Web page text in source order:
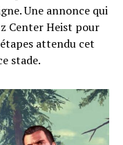
Une annonce qui
Center Heist pour
attendu cet
stade.